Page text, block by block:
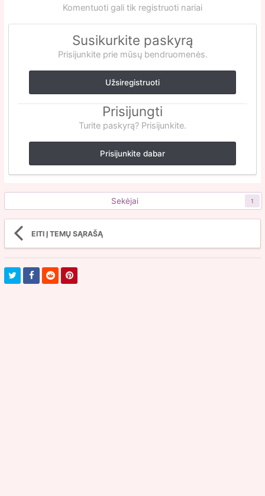
Komentuoti gali tik registruoti nariai
Susikurkite paskyrą
Prisijunkite prie mūsų bendruomenės.
Užsiregistruoti
Prisijungti
Turite paskyrą? Prisijunkite.
Prisijunkite dabar
Sekėjai 1
EITI Į TEMŲ SĄRAŠĄ